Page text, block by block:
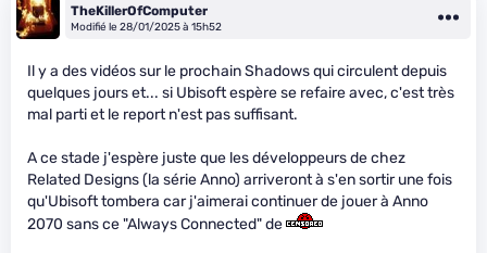
TheKillerOfComputer
Modifié le 28/01/2025 à 15h52
Il y a des vidéos sur le prochain Shadows qui circulent depuis
quelques jours et... si Ubisoft espère se refaire avec, c'est très
mal parti et le report n'est pas suffisant.
A ce stade j'espère juste que les développeurs de chez
Related Designs (la série Anno) arriveront à s'en sortir une fois
qu'Ubisoft tombera car j'aimerai continuer de jouer à Anno
2070 sans ce "Always Connected" de